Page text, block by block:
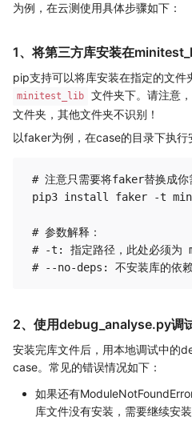
为例，在云测使用具体步骤如下：
1、将第三方库安装在
pip支持可以将库安装在指定的文件
minitest_lib 文件夹下。请注意
文件夹，其他文件夹不识别！
以faker为例，在case的目录下执行
# 注意只需要将faker替换成你
pip3 install faker -t
# 参数解释：
# -t: 指定路径，此处必须
2、使用debug_analyse.py调
安装完库文件后，用本地调试中的
case。常见的错误情况如下：
如果还有
库文件没有安装，需要继续安